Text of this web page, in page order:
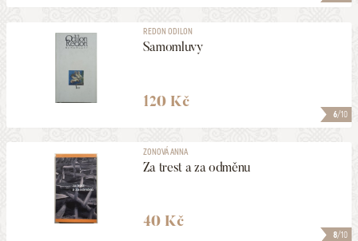
6/10
REDON ODILON
Samomluvy
120 Kč
8/10
ZONOVÁ ANNA
Za trest a za odměnu
40 Kč